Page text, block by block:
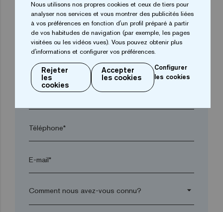
Ville*
Code postal*
Téléphone*
E-mail*
arrow_drop_down
Nous utilisons nos propres cookies et ceux de tiers pour
analyser nos services et vous montrer des publicités liées
à vos préférences en fonction d'un profil préparé à partir
de vos habitudes de navigation (par exemple, les pages
visitées ou les vidéos vues). Vous pouvez obtenir plus
d'informations et configurer vos préférences.
Rejeter
les
cookies
Accepter
les cookies
Configurer
les cookies